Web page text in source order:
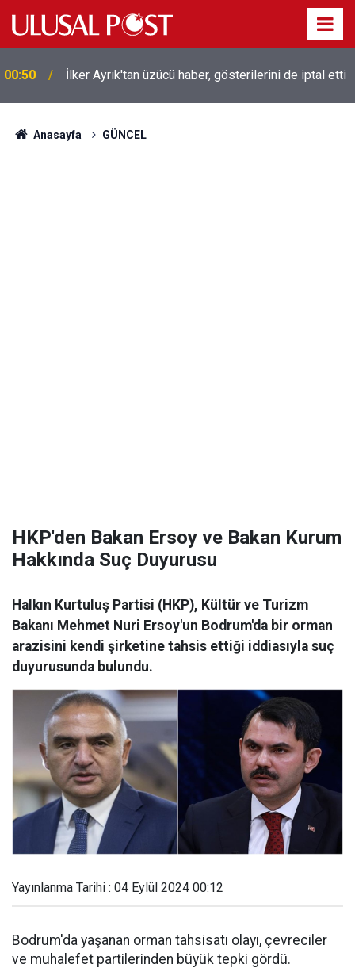
00:39
Liverpool efsanesi Mısırlı yıldız Mohamed Salah
Trabzonspor ile anlaştı! Yarın geliyor
Anasayfa GÜNCEL
HKP'den Bakan Ersoy ve Bakan Kurum
Hakkında Suç Duyurusu
Halkın Kurtuluş Partisi (HKP), Kültür ve Turizm
Bakanı Mehmet Nuri Ersoy'un Bodrum'da bir orman
arazisini kendi şirketine tahsis ettiği iddiasıyla suç
duyurusunda bulundu.
Yayınlanma Tarihi : 04 Eylül 2024 00:12
Bodrum'da yaşanan orman tahsisatı olayı, çevreciler
ve muhalefet partilerinden büyük tepki gördü.